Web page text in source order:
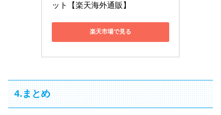
ット【楽天海外通販】
楽天市場で見る
4.まとめ